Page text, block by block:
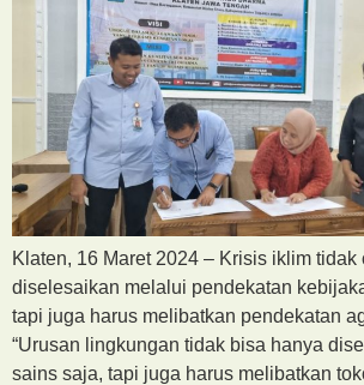
Klaten, 16 Maret 2024 – Krisis iklim tidak
diselesaikan melalui pendekatan
tapi juga harus melibatkan pendekatan
“Urusan lingkungan tidak bisa hanya
sains saja, tapi juga harus melibatkan